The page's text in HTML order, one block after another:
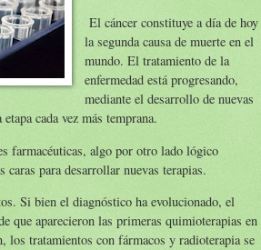
El cáncer constituye a día de hoy
la segunda causa de muerte en el
mundo. El tratamiento de la
enfermedad está progresando,
mediante el desarrollo de nuevas
cada vez más temprana.
farmacéuticas, algo por otro lado lógico
caras para desarrollar nuevas terapias.
Si bien el diagnóstico ha evolucionado, el
que aparecieron las primeras quimioterapias en
los tratamientos con fármacos y radioterapia se